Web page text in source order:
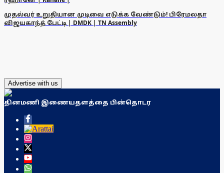
முதல்வர் உறுதியான முடிவை எடுக்க வேண்டும்! பிரேமலதா
விஜயகாந்த் பேட்டி | DMDK | TN Assembly
Advertise with us
தினமணி இணையதளத்தை பின்தொடர